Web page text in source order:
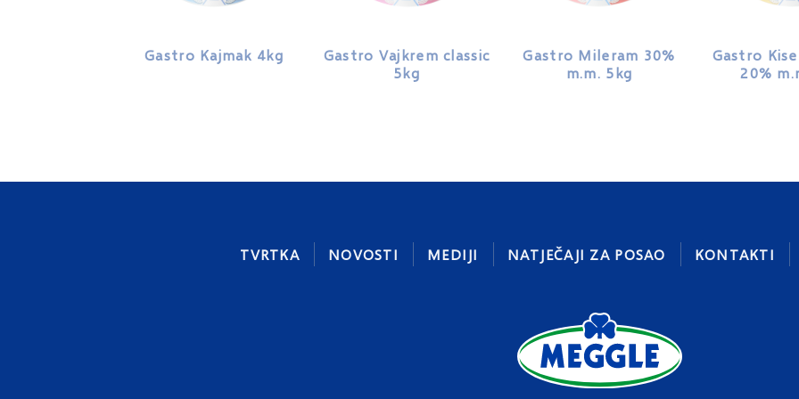
Gastro Kajmak 4kg
Gastro Vajkrem classic
5kg
Gastro Mileram 30%
m.m. 5kg
Gastro
20%
TVRTKA NOVOSTI MEDIJI NATJEČAJI ZA POSAO KONTAKTI